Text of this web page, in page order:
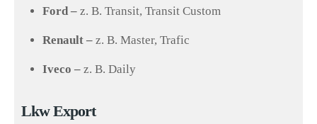
Ford – z. B. Transit, Transit Custom
Renault – z. B. Master, Trafic
Iveco – z. B. Daily
Lkw Export